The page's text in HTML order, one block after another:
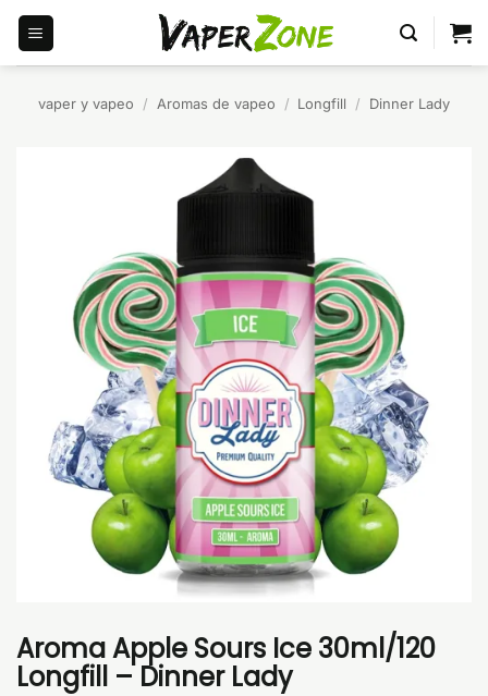
Saltar
contenido
vaper y vapeo / Aromas de vapeo / Longfill / Dinner Lady
Aroma Apple Sours Ice 30ml/120
Longfill – Dinner Lady